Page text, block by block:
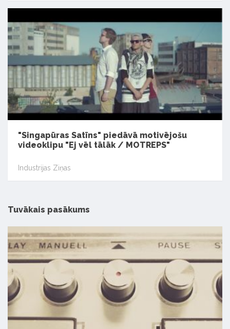
"Singapūras Satīns" piedāvā motivējošu
videoklipu "Ej vēl tālāk / MOTREPS"
Industrijas Ziņas
Tuvākais pasākums